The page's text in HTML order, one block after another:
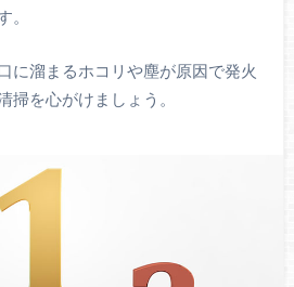
。
に溜まるホコリや塵が原因で発火
掃を心がけましょう。